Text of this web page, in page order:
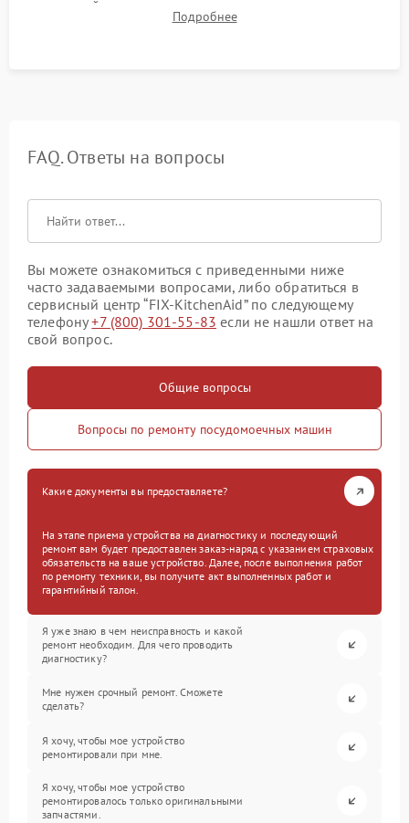
до нужной температуры, отсутствия посторонних шумов,
штатного слива и абсолютной сухости в поддоне.
Подробнее
FAQ. Ответы на вопросы
Вы можете ознакомиться с приведенными ниже
часто задаваемыми вопросами, либо обратиться в
сервисный центр “FIX-KitchenAid” по следующему
телефону+7 (800) 301-55-83 если не нашли ответ на
свой вопрос.
Общие вопросы
Вопросы по ремонту посудомоечных машин
Какие документы вы предоставляете?
На этапе приема устройства на диагностику и последующий
ремонт вам будет предоставлен заказ-наряд с указанием страховых
обязательств на ваше устройство. Далее, после выполнения работ
по ремонту техники, вы получите акт выполненных работ и
гарантийный талон.
Я уже знаю в чем неисправность и какой
ремонт необходим. Для чего проводить
диагностику?
Мне нужен срочный ремонт. Сможете
сделать?
Я хочу, чтобы мое устройство
ремонтировали при мне.
Я хочу, чтобы мое устройство
ремонтировалось только оригинальными
запчастями.